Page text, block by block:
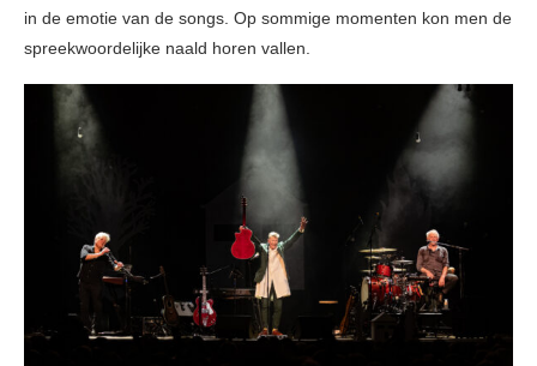
in de emotie van de songs. Op sommige momenten kon men de
spreekwoordelijke naald horen vallen.